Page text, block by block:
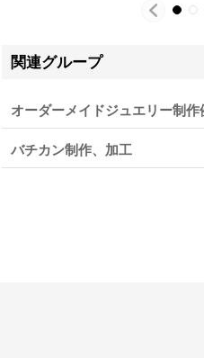
関連グループ
オーダーメイドジュエリー制
バチカン制作、加工